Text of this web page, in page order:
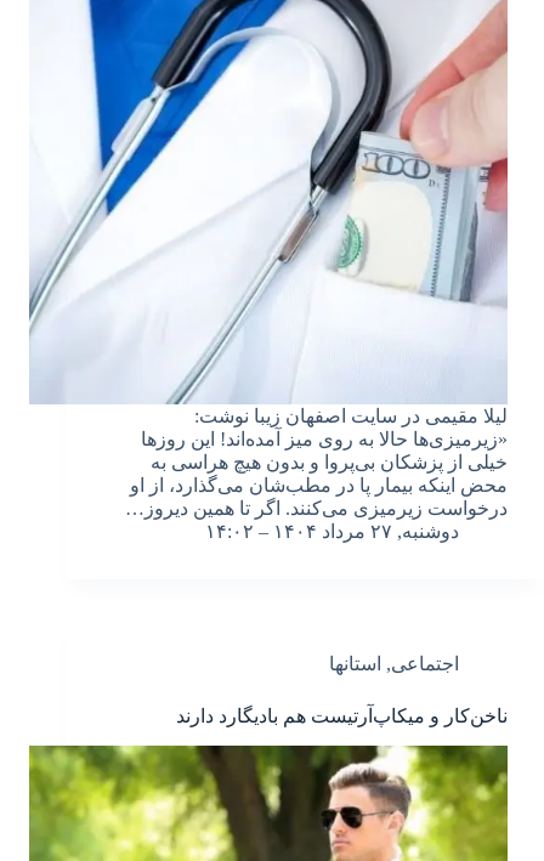
لیلا مقیمی در سایت اصفهان زیبا نوشت:
«زیرمیزی‌ها حالا به روی میز آمده‌اند! این روزها
خیلی از پزشکان بی‌پروا و بدون هیچ هراسی به
محض اینکه بیمار پا در مطب‌شان می‌گذارد، از او
درخواست زیرمیزی می‌کنند. اگر تا همین دیروز…
دوشنبه, ۲۷ مرداد ۱۴۰۴ – ۱۴:۰۲
اجتماعی, استانها
ناخن‌کار و میکاپ‌آرتیست هم بادیگارد دارند